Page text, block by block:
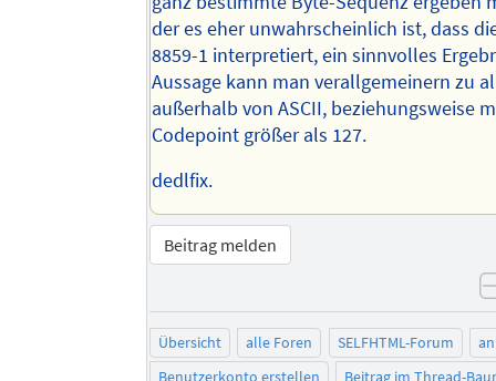
der es eher unwahrscheinlich ist, dass
8859-1 interpretiert, ein sinnvolles
Aussage kann man verallgemeinern zu
außerhalb von ASCII, beziehungsweise
Codepoint größer als 127.
dedlfix.
Beitrag melden
Übersicht alle Foren SELFHTML-Forum
Benutzerkonto erstellen
Beitrag im Thread-